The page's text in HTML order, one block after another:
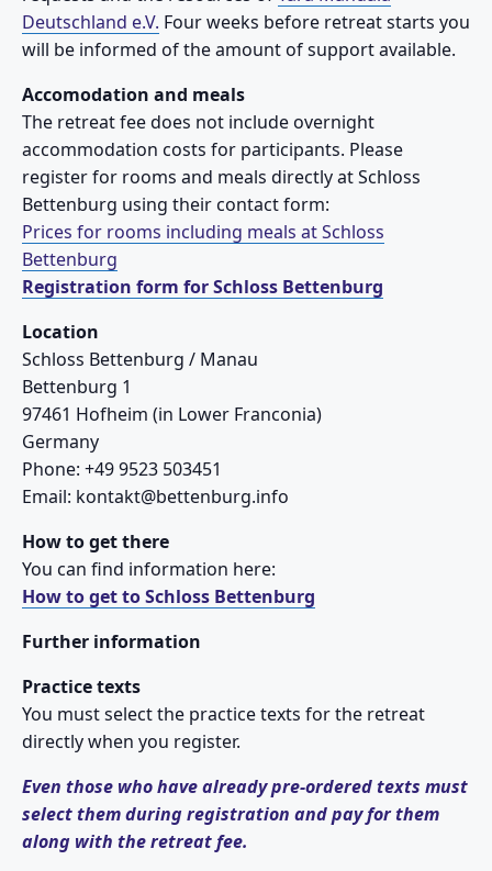
Deutschland e.V. Four weeks before retreat starts you
will be informed of the amount of support available.
Accomodation and meals
The retreat fee does not include overnight
accommodation costs for participants. Please
register for rooms and meals directly at Schloss
Bettenburg using their contact form:
Prices for rooms including meals at Schloss
Bettenburg
Registration form for Schloss Bettenburg
Location
Schloss Bettenburg / Manau
Bettenburg 1
97461 Hofheim (in Lower Franconia)
Germany
Phone: +49 9523 503451
Email: kontakt@bettenburg.info
How to get there
You can find information here:
How to get to Schloss Bettenburg
Further information
Practice texts
You must select the practice texts for the retreat
directly when you register.
Even those who have already pre-ordered texts must
select them during registration and pay for them
along with the retreat fee.